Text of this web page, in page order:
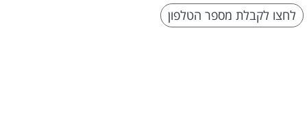
לחצו לקבלת מספר הטלפון